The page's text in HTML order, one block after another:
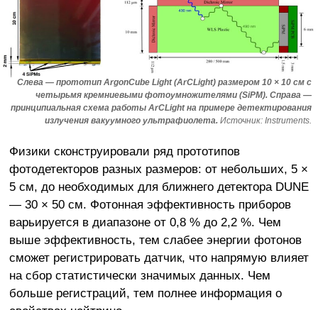
Слева — прототип ArgonCube Light (ArCLight) размером 10 × 10 см с
четырьмя кремниевыми фотоумножителями (SiPM). Справа —
принципиальная схема работы ArCLight на примере детектирования
излучения вакуумного ультрафиолета. Источник: Instruments.
Физики сконструировали ряд прототипов
фотодетекторов разных размеров: от небольших, 5 ×
5 см, до необходимых для ближнего детектора DUNE
— 30 × 50 см. Фотонная эффективность приборов
варьируется в диапазоне от 0,8 % до 2,2 %. Чем
выше эффективность, тем слабее энергии фотонов
сможет регистрировать датчик, что напрямую влияет
на сбор статистически значимых данных. Чем
больше регистраций, тем полнее информация о